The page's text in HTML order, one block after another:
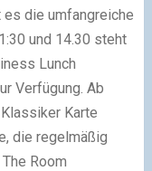
es die umfangreiche
und 14.30 steht
Lunch
Verfügung. Ab
Karte
die regelmäßig
Room